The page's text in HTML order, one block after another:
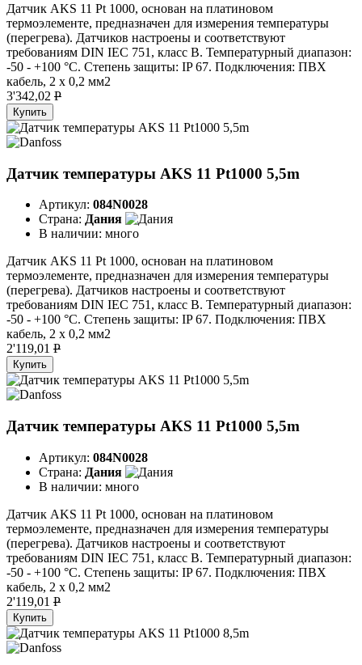
Датчик AKS 11 Pt 1000, основан на платиновом
термоэлементе, предназначен для измерения температуры
(перегрева). Датчиков настроены и соответствуют
требованиям DIN IEC 751, класс В. Температурный диапазон:
-50 - +100 °C. Степень защиты: IP 67. Подключения: ПВХ
кабель, 2 х 0,2 мм2
3'342,02 P
Купить
Датчик температуры AKS 11 Pt1000 5,5m
Артикул: 084N0028
Страна: Дания
В наличии: много
Датчик AKS 11 Pt 1000, основан на платиновом
термоэлементе, предназначен для измерения температуры
(перегрева). Датчиков настроены и соответствуют
требованиям DIN IEC 751, класс В. Температурный диапазон:
-50 - +100 °C. Степень защиты: IP 67. Подключения: ПВХ
кабель, 2 х 0,2 мм2
2'119,01 P
Купить
Датчик температуры AKS 11 Pt1000 5,5m
Артикул: 084N0028
Страна: Дания
В наличии: много
Датчик AKS 11 Pt 1000, основан на платиновом
термоэлементе, предназначен для измерения температуры
(перегрева). Датчиков настроены и соответствуют
требованиям DIN IEC 751, класс В. Температурный диапазон:
-50 - +100 °C. Степень защиты: IP 67. Подключения: ПВХ
кабель, 2 х 0,2 мм2
2'119,01 P
Купить